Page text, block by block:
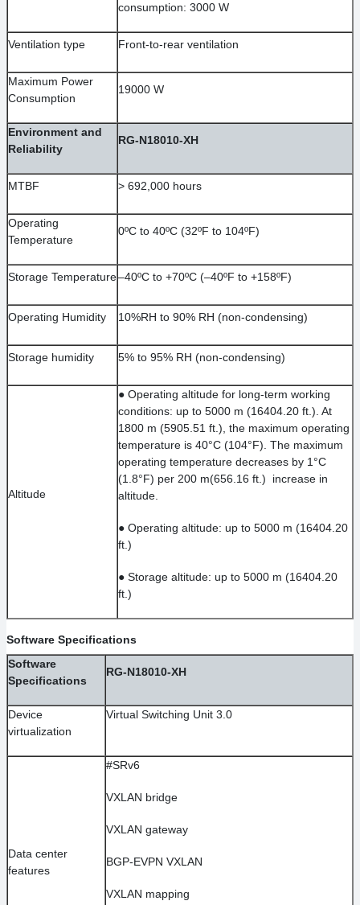
consumption: 3000 W
Ventilation type Front-to-rear ventilation
Maximum Power
Consumption
19000 W
Environment and
Reliability
RG-N18010-XH
MTBF > 692,000 hours
Operating
Temperature
0ºC to 40ºC (32ºF to 104ºF)
Storage Temperature–40ºC to +70ºC (–40ºF to +158ºF)
Operating Humidity 10%RH to 90% RH (non-condensing)
Storage humidity 5% to 95% RH (non-condensing)
Altitude
● Operating altitude for long-term working
conditions: up to 5000 m (16404.20 ft.). At
1800 m (5905.51 ft.), the maximum operating
temperature is 40°C (104°F). The maximum
operating temperature decreases by 1°C
(1.8°F) per 200 m(656.16 ft.) increase in
altitude.
● Operating altitude: up to 5000 m (16404.20
ft.)
● Storage altitude: up to 5000 m (16404.20
ft.)
Software Specifications
Software
Specifications
RG-N18010-XH
Device
virtualization
Virtual Switching Unit 3.0
Data center
features
#SRv6
VXLAN bridge
VXLAN gateway
BGP-EVPN VXLAN
VXLAN mapping